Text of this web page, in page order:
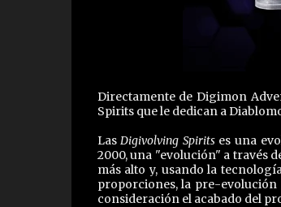
Directamente de Digimon
Spirits que le dedican a
LasDigivolving Spirits es una
2000, una "evolución" a través
más alto y, usando la
proporciones, la pre-evolución
consideración el acabado del